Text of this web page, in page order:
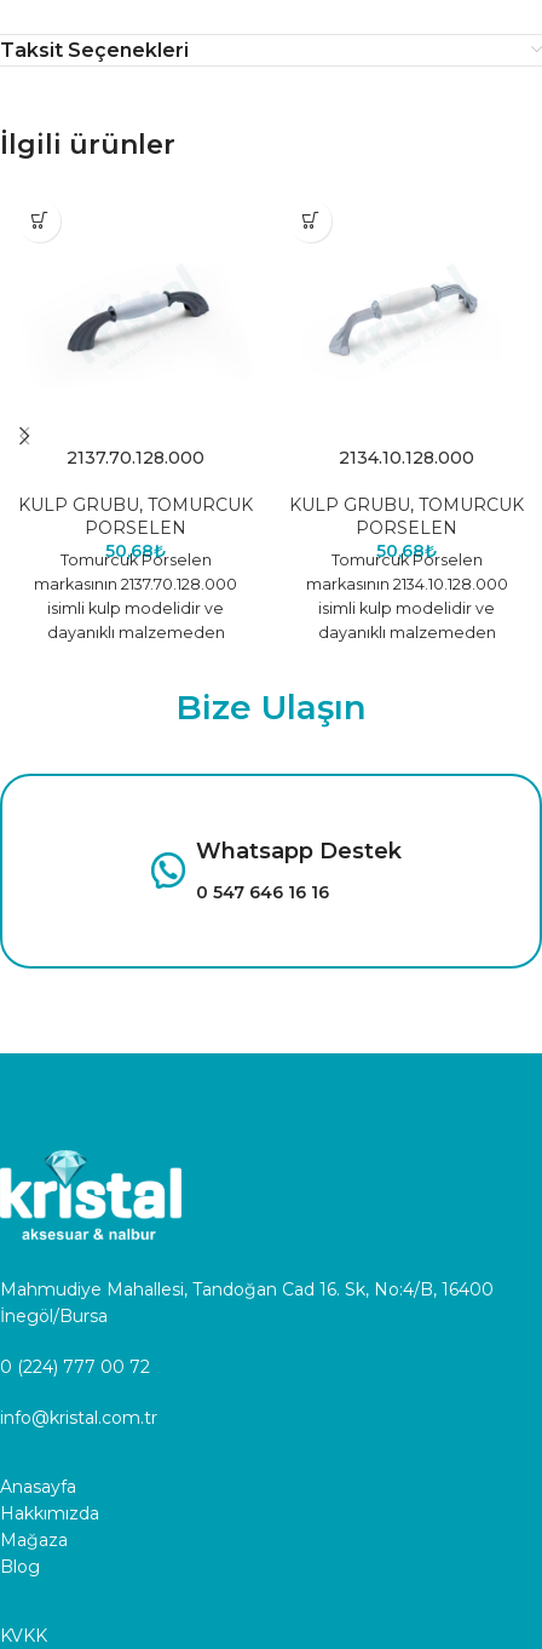
Taksit Seçenekleri
İlgili ürünler
2137.70.128.000
KULP GRUBU, TOMURCUK
PORSELEN
50,68₺
Tomurcuk Porselen
markasının 2137.70.128.000
isimli kulp modelidir ve
dayanıklı malzemeden
2134.10.128.000
KULP GRUBU, TOMURCUK
PORSELEN
50,68₺
Tomurcuk Porselen
markasının 2134.10.128.000
isimli kulp modelidir ve
dayanıklı malzemeden
Bize Ulaşın
Whatsapp Destek
0 547 646 16 16
Mahmudiye Mahallesi, Tandoğan Cad 16. Sk, No:4/B, 16400
İnegöl/Bursa
0 (224) 777 00 72
info@kristal.com.tr
Anasayfa
Hakkımızda
Mağaza
Blog
KVKK